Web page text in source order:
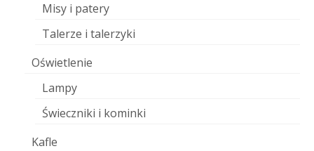
Misy i patery
Talerze i talerzyki
Oświetlenie
Lampy
Świeczniki i kominki
Kafle